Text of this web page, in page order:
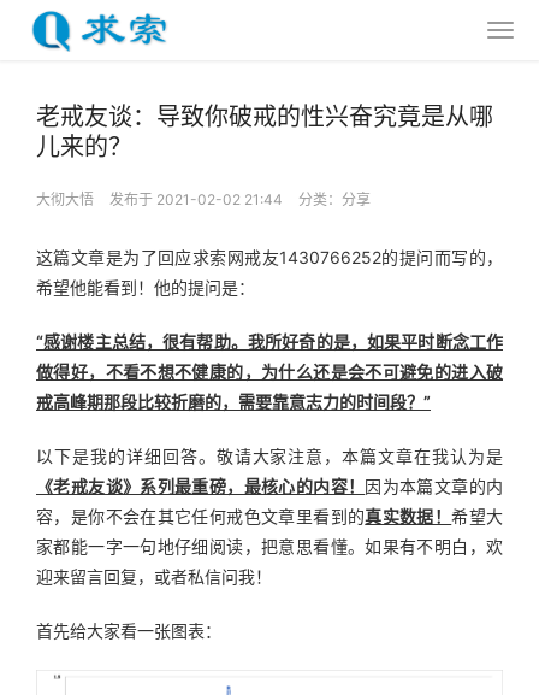
老戒友谈：导致你破戒的性兴奋究竟是从哪
儿来的？
大彻大悟 发布于 2021-02-02 21:44 分类： 分享
这篇文章是为了回应求索网戒友1430766252的提问而写的，
希望他能看到！他的提问是：
“感谢楼主总结，很有帮助。我所好奇的是，如果平时断念工作
做得好，不看不想不健康的，为什么还是会不可避免的进入破
戒高峰期那段比较折磨的，需要靠意志力的时间段？”
以下是我的详细回答。敬请大家注意，本篇文章在我认为是
《老戒友谈》系列最重磅，最核心的内容！ 因为本篇文章的内
容，是你不会在其它任何戒色文章里看到的真实数据！希望大
家都能一字一句地仔细阅读，把意思看懂。如果有不明白，欢
迎来留言回复，或者私信问我！
首先给大家看一张图表：